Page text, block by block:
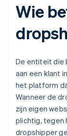
Wie
De entiteit die
aan een klant
het platform
Wanneer de
zijn eigen
plichtig, tegen
dropshipper